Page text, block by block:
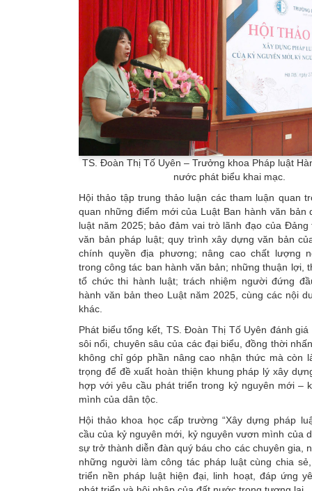
TS. Đoàn Thị Tố Uyên – Trưởng khoa Pháp luật
nước phát biểu khai mạc.
Hội thảo tập trung thảo luận các tham luận quan
quan những điểm mới của Luật Ban hành văn bản
luật năm 2025; bảo đảm vai trò lãnh đạo của Đảng
văn bản pháp luật; quy trình xây dựng văn bản
chính quyền địa phương; nâng cao chất lượng
trong công tác ban hành văn bản; những thuận lợi,
tổ chức thi hành luật; trách nhiệm người đứng
hành văn bản theo Luật năm 2025, cùng các nội
khác.
Phát biểu tổng kết, TS. Đoàn Thị Tố Uyên đánh
sôi nổi, chuyên sâu của các đại biểu, đồng thời
không chỉ góp phần nâng cao nhận thức mà còn
trọng để đề xuất hoàn thiện khung pháp lý xây
hợp với yêu cầu phát triển trong kỷ nguyên mới –
mình của dân tộc.
Hội thảo khoa học cấp trường “Xây dựng pháp
cầu của kỷ nguyên mới, kỷ nguyên vươn mình của
sự trở thành diễn đàn quý báu cho các chuyên gia,
những người làm công tác pháp luật cùng chia
triển nền pháp luật hiện đại, linh hoạt, đáp ứng